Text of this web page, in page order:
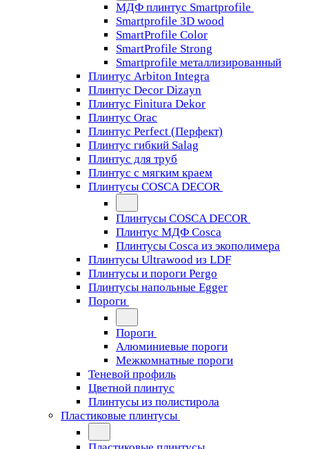
МДФ плинтус Smartprofile
Smartprofile 3D wood
SmartProfile Color
SmartProfile Strong
Smartprofile металлизированный
Плинтус Arbiton Integra
Плинтус Decor Dizayn
Плинтус Finitura Dekor
Плинтус Orac
Плинтус Perfect (Перфект)
Плинтус гибкий Salag
Плинтус для труб
Плинтус с мягким краем
Плинтусы COSCA DECOR
Плинтусы COSCA DECOR
Плинтус МДФ Cosca
Плинтусы Cosca из экополимера
Плинтусы Ultrawood из LDF
Плинтусы и пороги Pergo
Плинтусы напольные Egger
Пороги
Пороги
Алюминиевые пороги
Межкомнатные пороги
Теневой профиль
Цветной плинтус
Плинтусы из полистирола
Пластиковые плинтусы